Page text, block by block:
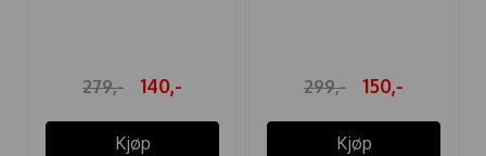
279,- 140,-
Kjøp
299,- 150,-
Kjøp